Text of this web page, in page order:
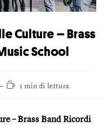
Culture – Brass
School
1 min di lettura
– Brass Band Ricordi